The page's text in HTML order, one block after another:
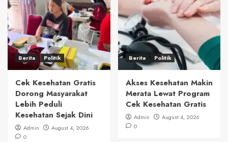
Berita Politik
Cek Kesehatan Gratis
Dorong Masyarakat
Lebih Peduli
Kesehatan Sejak Dini
Admin
August 4, 2026
0
Berita Politik
Akses Kesehatan Makin
Merata Lewat Program
Cek Kesehatan Gratis
Admin
August 4, 2026
0